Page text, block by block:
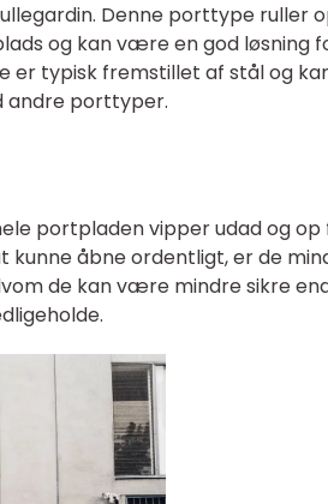
Denne porttype ruller
og kan være en god løsning
er typisk fremstillet af stål og
andre porttyper.
portpladen vipper udad og op
kunne åbne ordentligt, er de
de kan være mindre sikre